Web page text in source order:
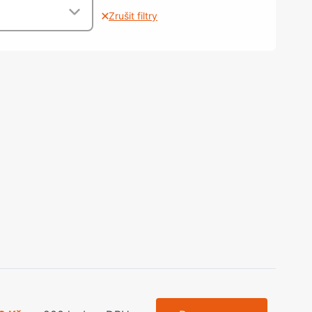
nohy, Nábytkové nohy a
nastavení
Zrušit filtry